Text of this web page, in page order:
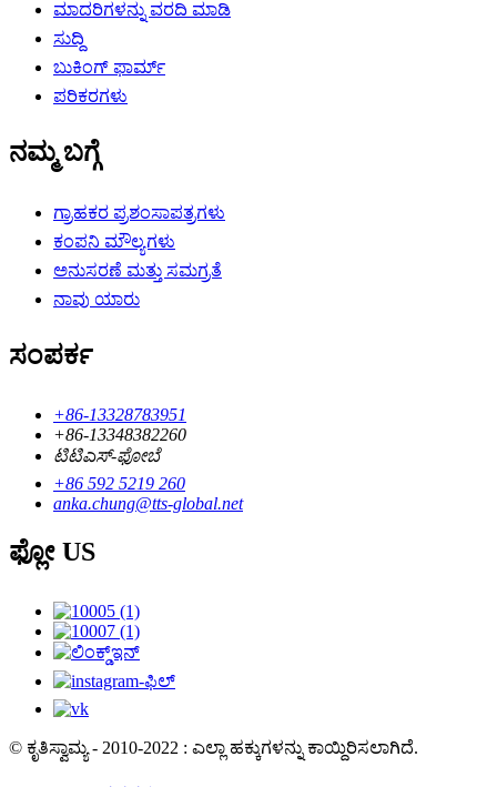
ಮಾದರಿಗಳನ್ನು ವರದಿ ಮಾಡಿ
ಸುದ್ದಿ
ಬುಕಿಂಗ್ ಫಾರ್ಮ್
ಪರಿಕರಗಳು
ನಮ್ಮ ಬಗ್ಗೆ
ಗ್ರಾಹಕರ ಪ್ರಶಂಸಾಪತ್ರಗಳು
ಕಂಪನಿ ಮೌಲ್ಯಗಳು
ಅನುಸರಣೆ ಮತ್ತು ಸಮಗ್ರತೆ
ನಾವು ಯಾರು
ಸಂಪರ್ಕ
+86-13328783951
+86-13348382260
ಟಿಟಿಎಸ್-ಫೋಬೆ
+86 592 5219 260
anka.chung@tts-global.net
ಫ್ಲೋ US
© ಕೃತಿಸ್ವಾಮ್ಯ - 2010-2022 : ಎಲ್ಲಾ ಹಕ್ಕುಗಳನ್ನು ಕಾಯ್ದಿರಿಸಲಾಗಿದೆ.